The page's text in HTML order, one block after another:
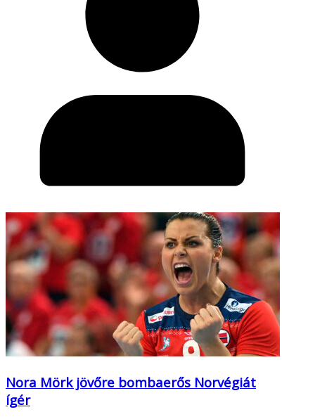
Nora Mörk jövőre bombaerős Norvégiát
ígér